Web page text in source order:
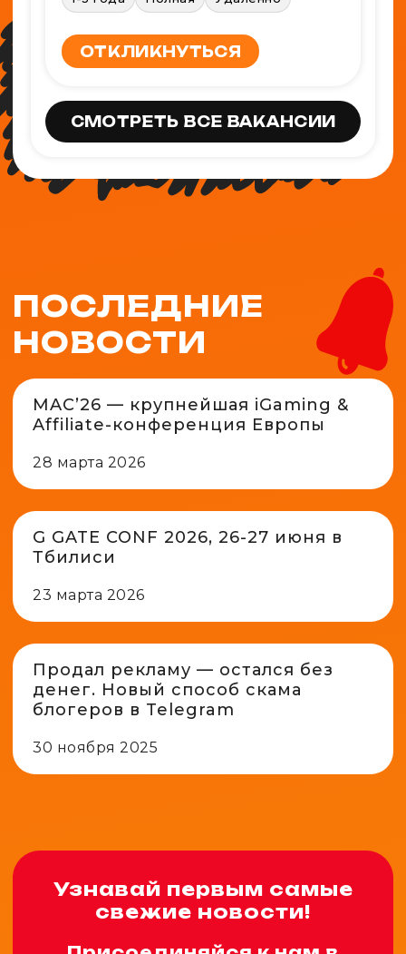
ОТКЛИКНУТЬСЯ
СМОТРЕТЬ ВСЕ ВАКАНСИИ
Узнавай первым самые
свежие новости!
ПОСЛЕДНИЕ
НОВОСТИ
MAC’26 — крупнейшая iGaming &
Affiliate-конференция Европы
28 марта 2026
G GATE CONF 2026, 26-27 июня в
Тбилиси
23 марта 2026
Продал рекламу — остался без
денег. Новый способ скама
блогеров в Telegram
30 ноября 2025